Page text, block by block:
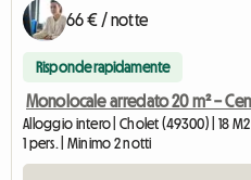
66 € / notte
Risponde rapidamente
Alloggio intero | Cholet (49300) | 18 M2
1 pers. | Minimo 2 notti